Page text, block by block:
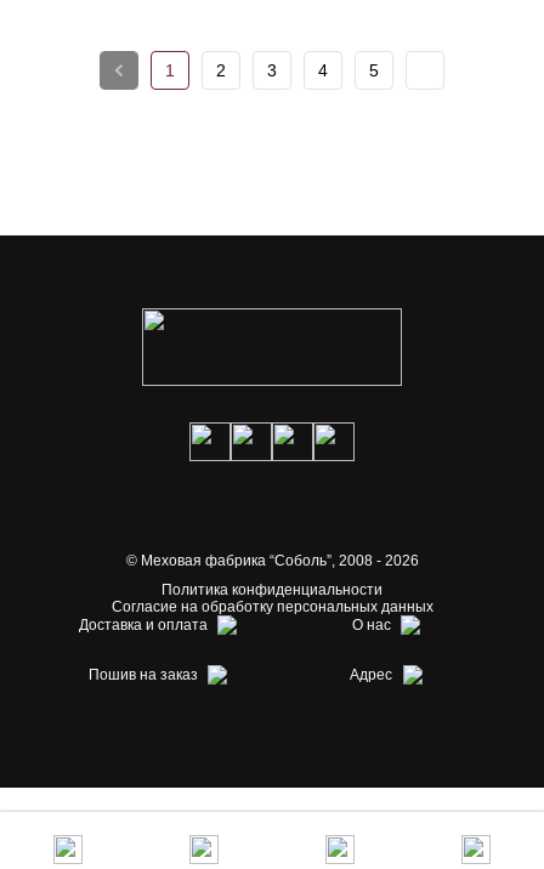
1 2 3 4 5
© Меховая фабрика “Соболь”,2008 - 2026
Политика конфиденциальности
Согласие на обработку персональных данных
Доставка и оплата
О нас
Пошив на заказ Адрес